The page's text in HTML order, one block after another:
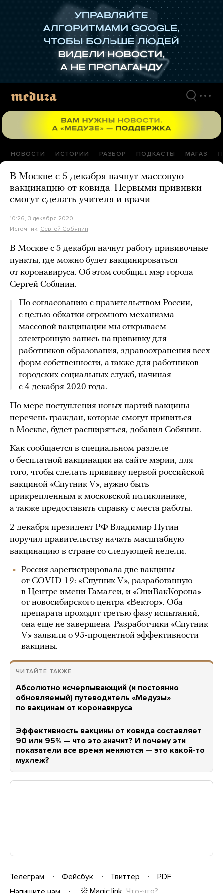
НОВОСТИ ИСТОРИИ РАЗБОР ПОДКАСТЫ МАГАЗ
В Москве с 5 декабря начнут массовую
вакцинацию от ковида. Первыми прививки
смогут сделать учителя и врачи
10:26, 3 декабря 2020
Источник: Сергей Собянин
В Москве с 5 декабря начнут работу прививочные
пункты, где можно будет вакцинироваться
от коронавируса. Об этом сообщил мэр города
Сергей Собянин.
По согласованию с правительством России,
с целью обкатки огромного механизма
массовой вакцинации мы открываем
электронную запись на прививку для
работников образования, здравоохранения всех
форм собственности, а также для работников
городских социальных служб, начиная
с 4 декабря 2020 года.
По мере поступления новых партий вакцины
перечень граждан, которые смогут привиться
в Москве, будет расширяться, добавил Собянин.
Как сообщается в специальном разделе
о бесплатной вакцинации на сайте мэрии, для
того, чтобы сделать прививку первой российской
вакциной «Спутник V», нужно быть
прикрепленным к московской поликлинике,
а также предоставить справку с места работы.
2 декабря президент РФ Владимир Путин
поручил правительствуначать масштабную
вакцинацию в стране со следующей недели.
Россия зарегистрировала две вакцины
от COVID-19: «Спутник V», разработанную
в Центре имени Гамалеи, и «ЭпиВакКорона»
от новосибирского центра «Вектор». Оба
препарата проходят третью фазу испытаний,
она еще не завершена. Разработчики «Спутник
V» заявили о 95-процентной эффективности
вакцины.
ЧИТАЙТЕ ТАКЖЕ
Абсолютно исчерпывающий (и постоянно
обновляемый) путеводитель «Медузы»
по вакцинам от коронавируса
Эффективность вакцины от ковида составляет
90 или 95% — что это значит? И почему эти
показатели все время меняются — это какой-то
мухлеж?
Телеграм Фейсбук Твиттер
PDF
Magic link Что-что?